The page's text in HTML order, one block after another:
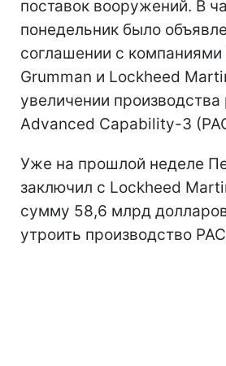
поставок вооружений. В
понедельник было
соглашении с
Grumman и Lockheed
увеличении
Advanced Capability-3
Уже на прошлой неделе
заключил с Lockheed
сумму 58,6 млрд
утроить производство